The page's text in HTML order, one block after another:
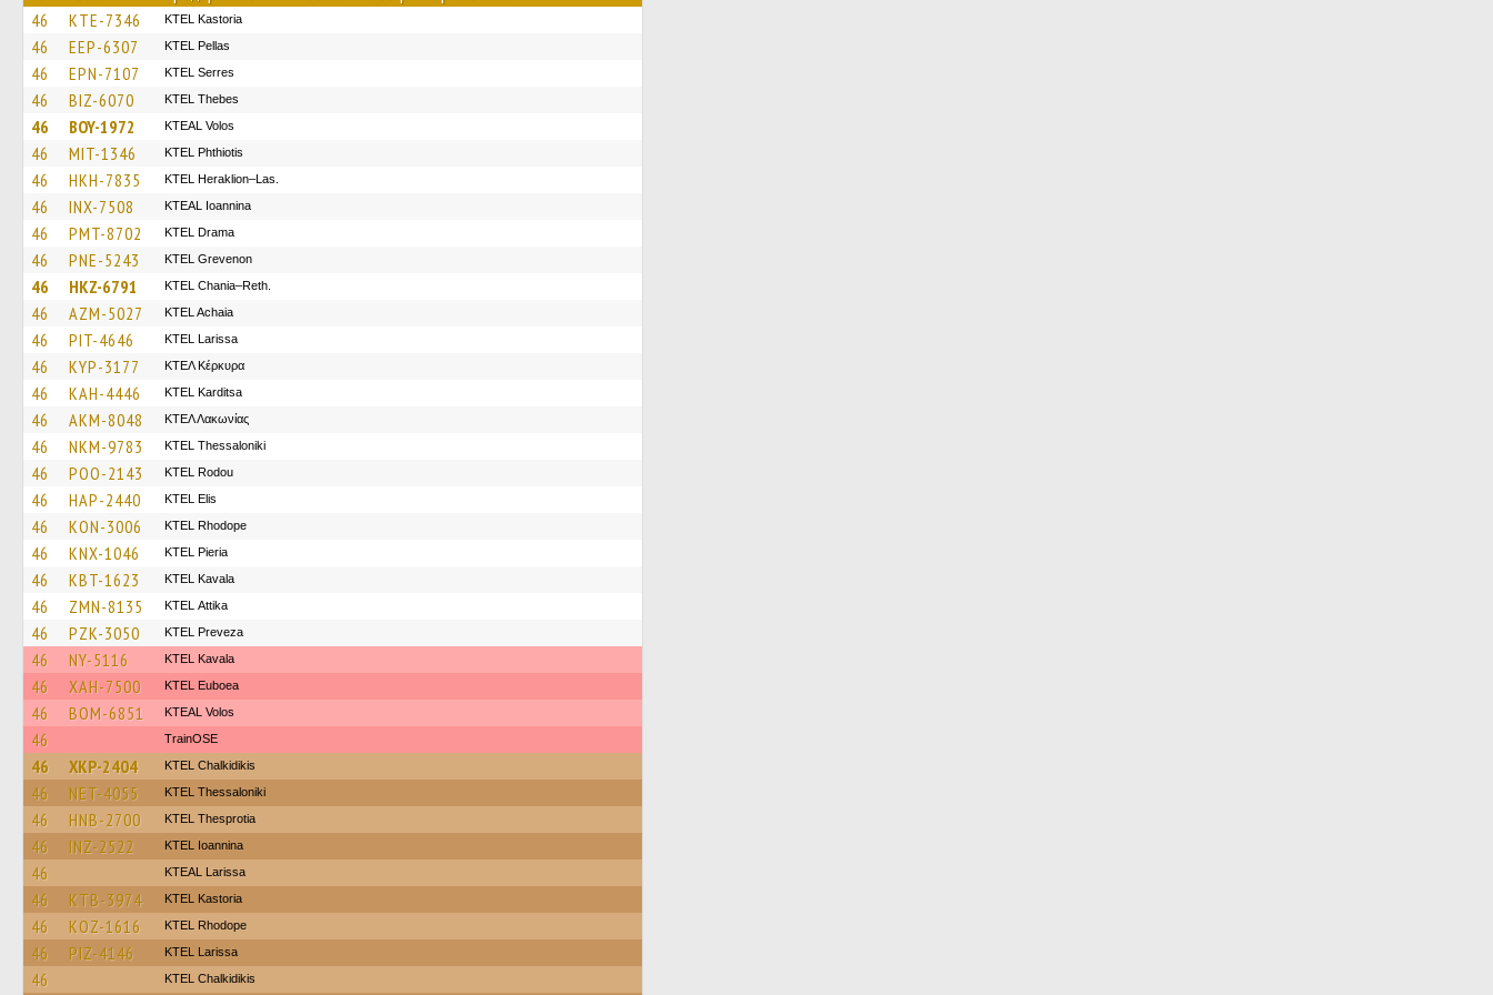
46 KTE-7346 KTEL Kastoria
46 EEP-6307 KTEL Pellas
46 EPN-7107 KTEL Serres
46 BIZ-6070 KTEL Thebes
46 BOY-1972 KTEAL Volos
46 MIT-1346 ΚΤΕL Phthiotis
46 HKH-7835 KTEL Heraklion–Las.
46 INX-7508 KTEAL Ioannina
46 PMT-8702 KTEL Drama
46 PNE-5243 ΚΤΕL Grevenon
46 HKZ-6791 KTEL Chania–Reth.
46 AZM-5027 KTEL Achaia
46 PIT-4646 KTEL Larissa
46 KYP-3177 ΚΤΕΛ Κέρκυρα
46 KAH-4446 ΚΤΕL Karditsa
46 AKM-8048 ΚΤΕΛ Λακωνίας
46 NKM-9783 KTEL Thessaloniki
46 POO-2143 ΚΤΕL Rodou
46 HAP-2440 KTEL Elis
46 KON-3006 KTEL Rhodope
46 KNX-1046 KTEL Pieria
46 KBT-1623 KTEL Kavala
46 ZMN-8135 KΤΕL Αttika
46 PZK-3050 KTEL Preveza
46 NY-5116 KTEL Kavala
46 XAH-7500 ΚΤΕL Euboea
46 BOM-6851 KTEAL Volos
46 TrainΟSE
46 XKP-2404 ΚΤΕL Chalkidikis
46 NET-4055 KTEL Thessaloniki
46 HNB-2700 KTEL Thesprotia
46 INZ-2522 KTEL Ioannina
46 KTEAL Larissa
46 KTB-3974 KTEL Kastoria
46 KOZ-1616 KTEL Rhodope
46 PIZ-4146 KTEL Larissa
46 ΚΤΕL Chalkidikis